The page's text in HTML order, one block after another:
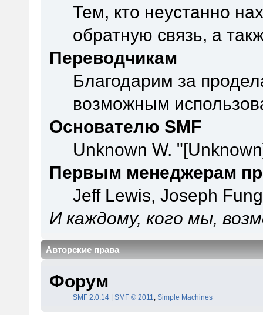
Тем, кто неустанно
обратную связь, а
Переводчикам
Благодарим за
возможным
Основателю SMF
Unknown W.
Первым менеджерам
Jeff Lewis, Joseph
И каждому, кого мы,
Авторские права
Форум
SMF 2.0.14| SMF © 2011 Simple Machines